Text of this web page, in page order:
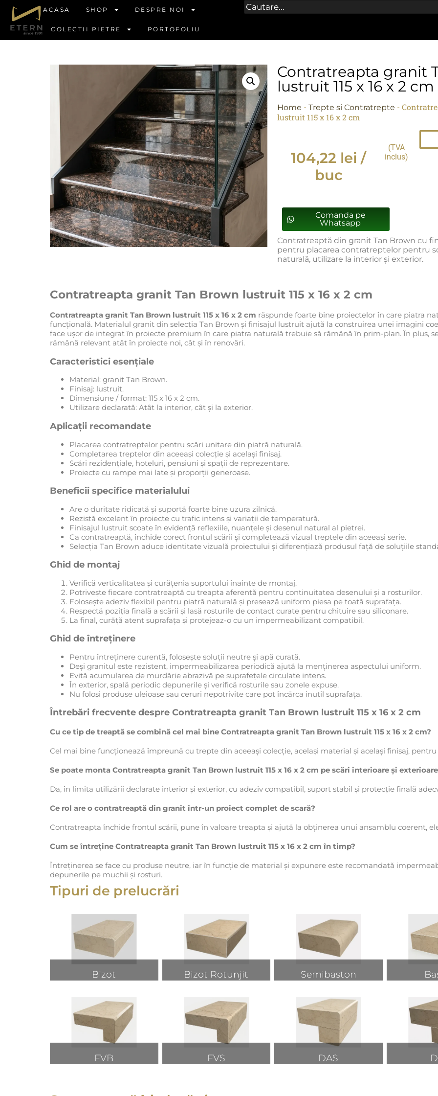
ACASA SHOP DESPRE NOI
COLECTII PIETRE PORTOFOLIU
Contratreapta granit
lustruit 115 x 16 x 2 cm
Home - Trepte si Contratrepte -
lustruit 115 x 16 x 2 cm
104,22 lei /
buc
(TVA
inclus)
Comanda pe
Whatsapp
Contratreaptă din granit Tan Brown cu
pentru placarea contratreptelor pentru
naturală, utilizare la interior și exterior.
Contratreapta granit Tan Brown lustruit 115 x 16 x 2 cm
Contratreapta granit Tan Brown lustruit 115 x 16 x 2 cm răspunde foarte bine proiectelor în care piatra
funcțională. Materialul granit din selecția Tan Brown și finisajul lustruit ajută la construirea unei imagini
face ușor de integrat în proiecte premium în care piatra naturală trebuie să rămână în prim-plan. În plus,
rămână relevant atât în proiecte noi, cât și în renovări.
Caracteristici esențiale
Material: granit Tan Brown.
Finisaj: lustruit.
Dimensiune / format: 115 x 16 x 2 cm.
Utilizare declarată: Atât la interior, cât și la exterior.
Aplicații recomandate
Placarea contratreptelor pentru scări unitare din piatră naturală.
Completarea treptelor din aceeași colecție și același finisaj.
Scări rezidențiale, hoteluri, pensiuni și spații de reprezentare.
Proiecte cu rampe mai late și proporții generoase.
Beneficii specifice materialului
Are o duritate ridicată și suportă foarte bine uzura zilnică.
Rezistă excelent în proiecte cu trafic intens și variații de temperatură.
Finisajul lustruit scoate în evidență reflexiile, nuanțele și desenul natural al pietrei.
Ca contratreaptă, închide corect frontul scării și completează vizual treptele din aceeași serie.
Selecția Tan Brown aduce identitate vizuală proiectului și diferențiază produsul față de soluțiile
Ghid de montaj
Verifică verticalitatea și curățenia suportului înainte de montaj.
Potrivește fiecare contratreaptă cu treapta aferentă pentru continuitatea desenului și a rosturilor.
Folosește adeziv flexibil pentru piatră naturală și presează uniform piesa pe toată suprafața.
Respectă poziția finală a scării și lasă rosturile de contact curate pentru chituire sau siliconare.
La final, curăță atent suprafața și protejeaz-o cu un impermeabilizant compatibil.
Ghid de întreținere
Pentru întreținere curentă, folosește soluții neutre și apă curată.
Deși granitul este rezistent, impermeabilizarea periodică ajută la menținerea aspectului uniform.
Evită acumularea de murdărie abrazivă pe suprafețele circulate intens.
În exterior, spală periodic depunerile și verifică rosturile sau zonele expuse.
Nu folosi produse uleioase sau ceruri nepotrivite care pot încărca inutil suprafața.
Întrebări frecvente despre Contratreapta granit Tan Brown lustruit 115 x 16 x 2 cm
Cu ce tip de treaptă se combină cel mai bine Contratreapta granit Tan Brown lustruit 115 x 16 x 2 cm?
Cel mai bine funcționează împreună cu trepte din aceeași colecție, același material și același finisaj,
Se poate monta Contratreapta granit Tan Brown lustruit 115 x 16 x 2 cm pe scări interioare și
Da, în limita utilizării declarate interior și exterior, cu adeziv compatibil, suport stabil și protecție finală
Ce rol are o contratreaptă din granit într-un proiect complet de scară?
Contratreapta închide frontul scării, pune în valoare treapta și ajută la obținerea unui ansamblu coerent,
Cum se întreține Contratreapta granit Tan Brown lustruit 115 x 16 x 2 cm în timp?
Întreținerea se face cu produse neutre, iar în funcție de material și expunere este recomandată
depunerile pe muchii și rosturi.
Tipuri de prelucrări
Bizot Bizot Rotunjit Semibaston
FVB FVS DAS